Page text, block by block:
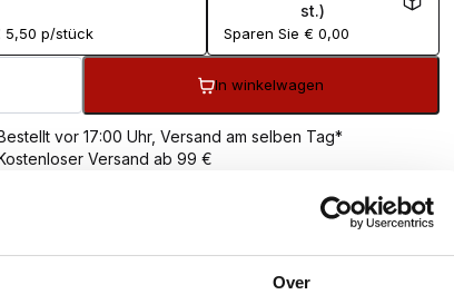
Over
5,50 p/stück
st.)
Sparen Sie € 0,00
In winkelwagen
vor 17:00 Uhr, Versand am selben Tag*
Versand ab 99 €